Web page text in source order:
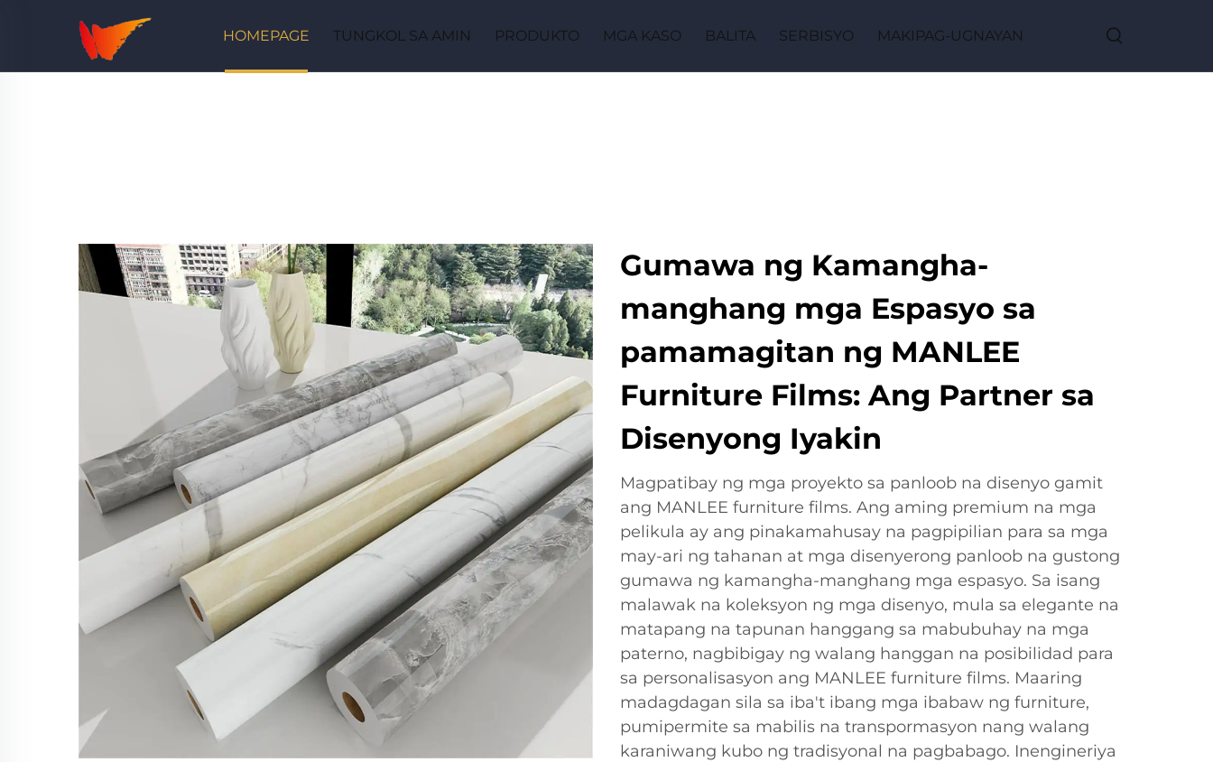
HOMEPAGE TUNGKOL SA AMIN PRODUKTO MGA KASO BALITA SERBISYO MAKIPAG-UGNAYAN
Gumawa ng Kamangha-
manghang mga Espasyo sa
pamamagitan ng MANLEE
Furniture Films: Ang Partner sa
Disenyong Iyakin
Magpatibay ng mga proyekto sa panloob na disenyo gamit
ang MANLEE furniture films. Ang aming premium na mga
pelikula ay ang pinakamahusay na pagpipilian para sa mga
may-ari ng tahanan at mga disenyerong panloob na gustong
gumawa ng kamangha-manghang mga espasyo. Sa isang
malawak na koleksyon ng mga disenyo, mula sa elegante na
matapang na tapunan hanggang sa mabubuhay na mga
paterno, nagbibigay ng walang hanggan na posibilidad para
sa personalisasyon ang MANLEE furniture films. Maaring
madagdagan sila sa iba't ibang mga ibabaw ng furniture,
pumipermite sa mabilis na transpormasyon nang walang
karaniwang kubo ng tradisyonal na pagbabago. Inengineriya